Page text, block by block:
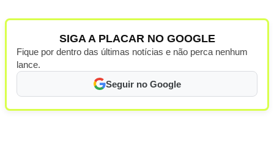
SIGA A PLACAR NO GOOGLE
Fique por dentro das últimas notícias e não perca nenhum
lance.
Seguir no Google